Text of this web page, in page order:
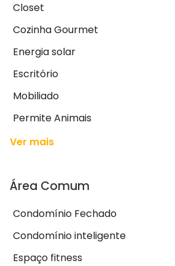
Closet
Cozinha Gourmet
Energia solar
Escritório
Mobiliado
Permite Animais
Ver mais
Área Comum
Condomínio Fechado
Condomínio inteligente
Espaço fitness